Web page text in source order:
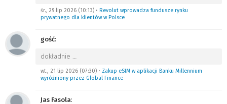
śr., 29 lip 2026 (10:13) • Revolut wprowadza fundusze rynku
prywatnego dla klientów w Polsce
gość:
dokładnie …
wt., 21 lip 2026 (07:30) • Zakup eSIM w aplikacji Banku Millennium
wyróżniony przez Global Finance
Jas Fasola: